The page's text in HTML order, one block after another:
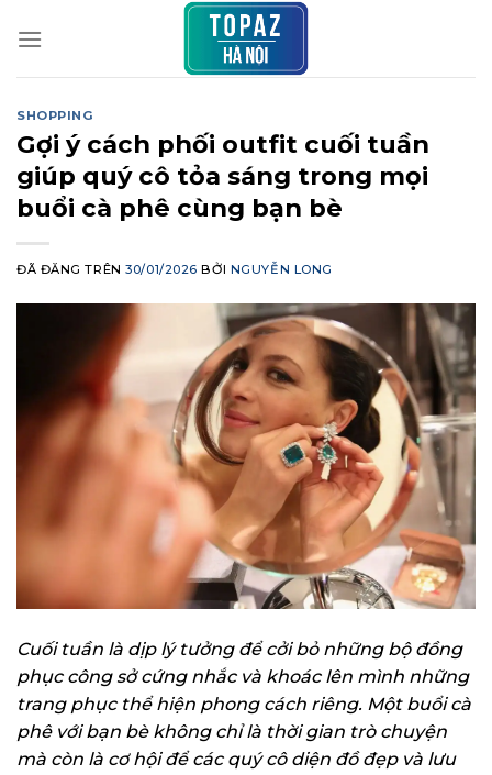
đến
SHOPPING
Gợi ý cách phối outfit cuối tuần
giúp quý cô tỏa sáng trong mọi
buổi cà phê cùng bạn bè
ĐÃ ĐĂNG TRÊN30/01/2026 BỞI NGUYỄN LONG
Cuối tuần là dịp lý tưởng để cởi bỏ những bộ đồng
phục công sở cứng nhắc và khoác lên mình những
trang phục thể hiện phong cách riêng. Một buổi cà
phê với bạn bè không chỉ là thời gian trò chuyện
mà còn là cơ hội để các quý cô diện đồ đẹp và lưu